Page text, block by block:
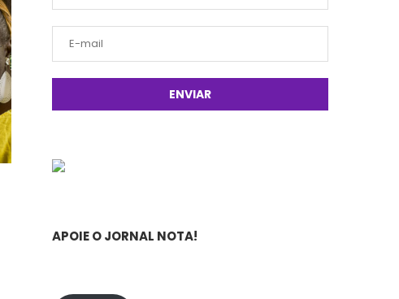
APOIE O JORNAL NOTA!